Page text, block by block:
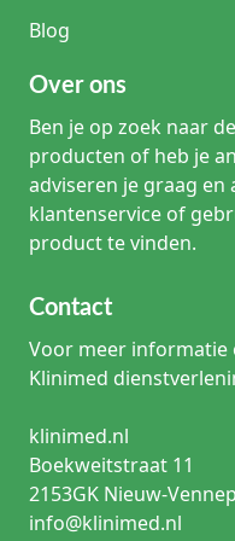
Een voedingspomp set
elkaar verbindt. De
Past iedere pompset op
Nee. Voedingspomp
modelgebonden zijn.
en in de handleiding of
gebruikte voedingspomp.
Waarom is de aansluiting
De aansluiting moet
de sonde en andere
voedingssysteem. Een
aansluiting kan leiden
Wat is het verschil tussen
voedingsspuit?
Een voedingspomp set
Blog
Over ons
Ben je op zoek naar
producten of heb je
adviseren je graag en
klantenservice of
product te vinden.
Contact
Voor meer informatie
Klinimed
klinimed.nl
Boekweitstraat 11
2153GK Nieuw-Vennep
info@klinimed.nl